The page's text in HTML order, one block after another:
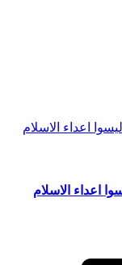
اعداء الاسلام